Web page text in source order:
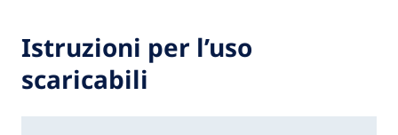
Istruzioni per l’uso
scaricabili